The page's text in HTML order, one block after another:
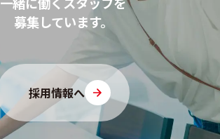
募集しています。
採用情報へ